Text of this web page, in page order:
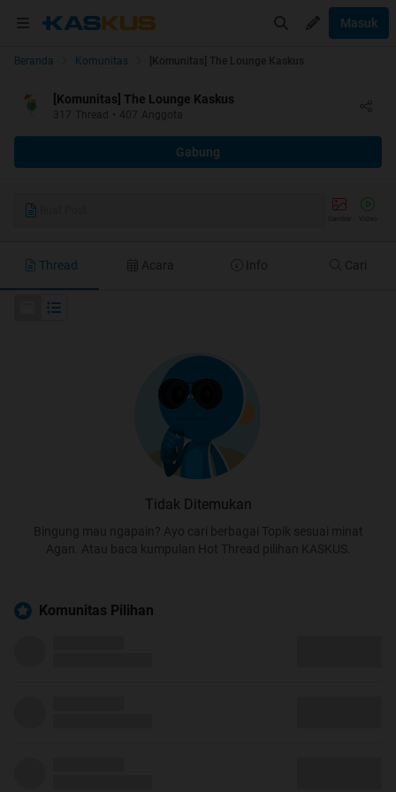
Masuk
Beranda Komunitas [Komunitas] The Lounge Kaskus
[Komunitas] The Lounge Kaskus
317 Thread • 407 Anggota
Gabung
Thread Acara Info Cari
Tidak Ditemukan
Bingung mau ngapain? Ayo cari berbagai Topik sesuai minat
Agan. Atau baca kumpulan Hot Thread pilihan KASKUS.
Komunitas Pilihan